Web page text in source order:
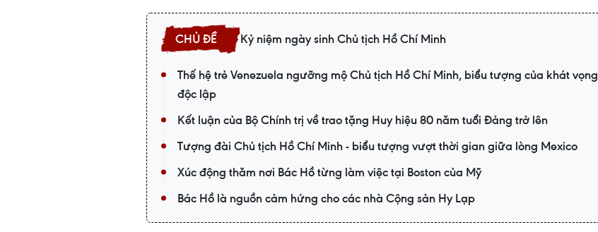
Kỷ niệm ngày sinh Chủ tịch Hồ Chí Minh
Thế hệ trẻ Venezuela ngưỡng mộ Chủ tịch Hồ Chí Minh, biểu tượng của khát vọng
độc lập
Kết luận của Bộ Chính trị về trao tặng Huy hiệu 80 năm tuổi Đảng trở lên
Tượng đài Chủ tịch Hồ Chí Minh - biểu tượng vượt thời gian giữa lòng Mexico
Xúc động thăm nơi Bác Hồ từng làm việc tại Boston của Mỹ
Bác Hồ là nguồn cảm hứng cho các nhà Cộng sản Hy Lạp